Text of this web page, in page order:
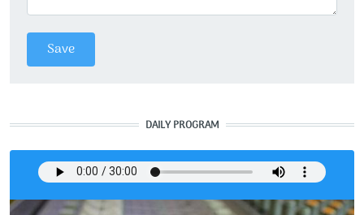
DAILY PROGRAM